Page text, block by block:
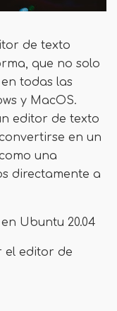
de texto
que no solo
todas las
y MacOS.
editor de texto
en un
una
directamente a
Ubuntu 20.04
el editor de